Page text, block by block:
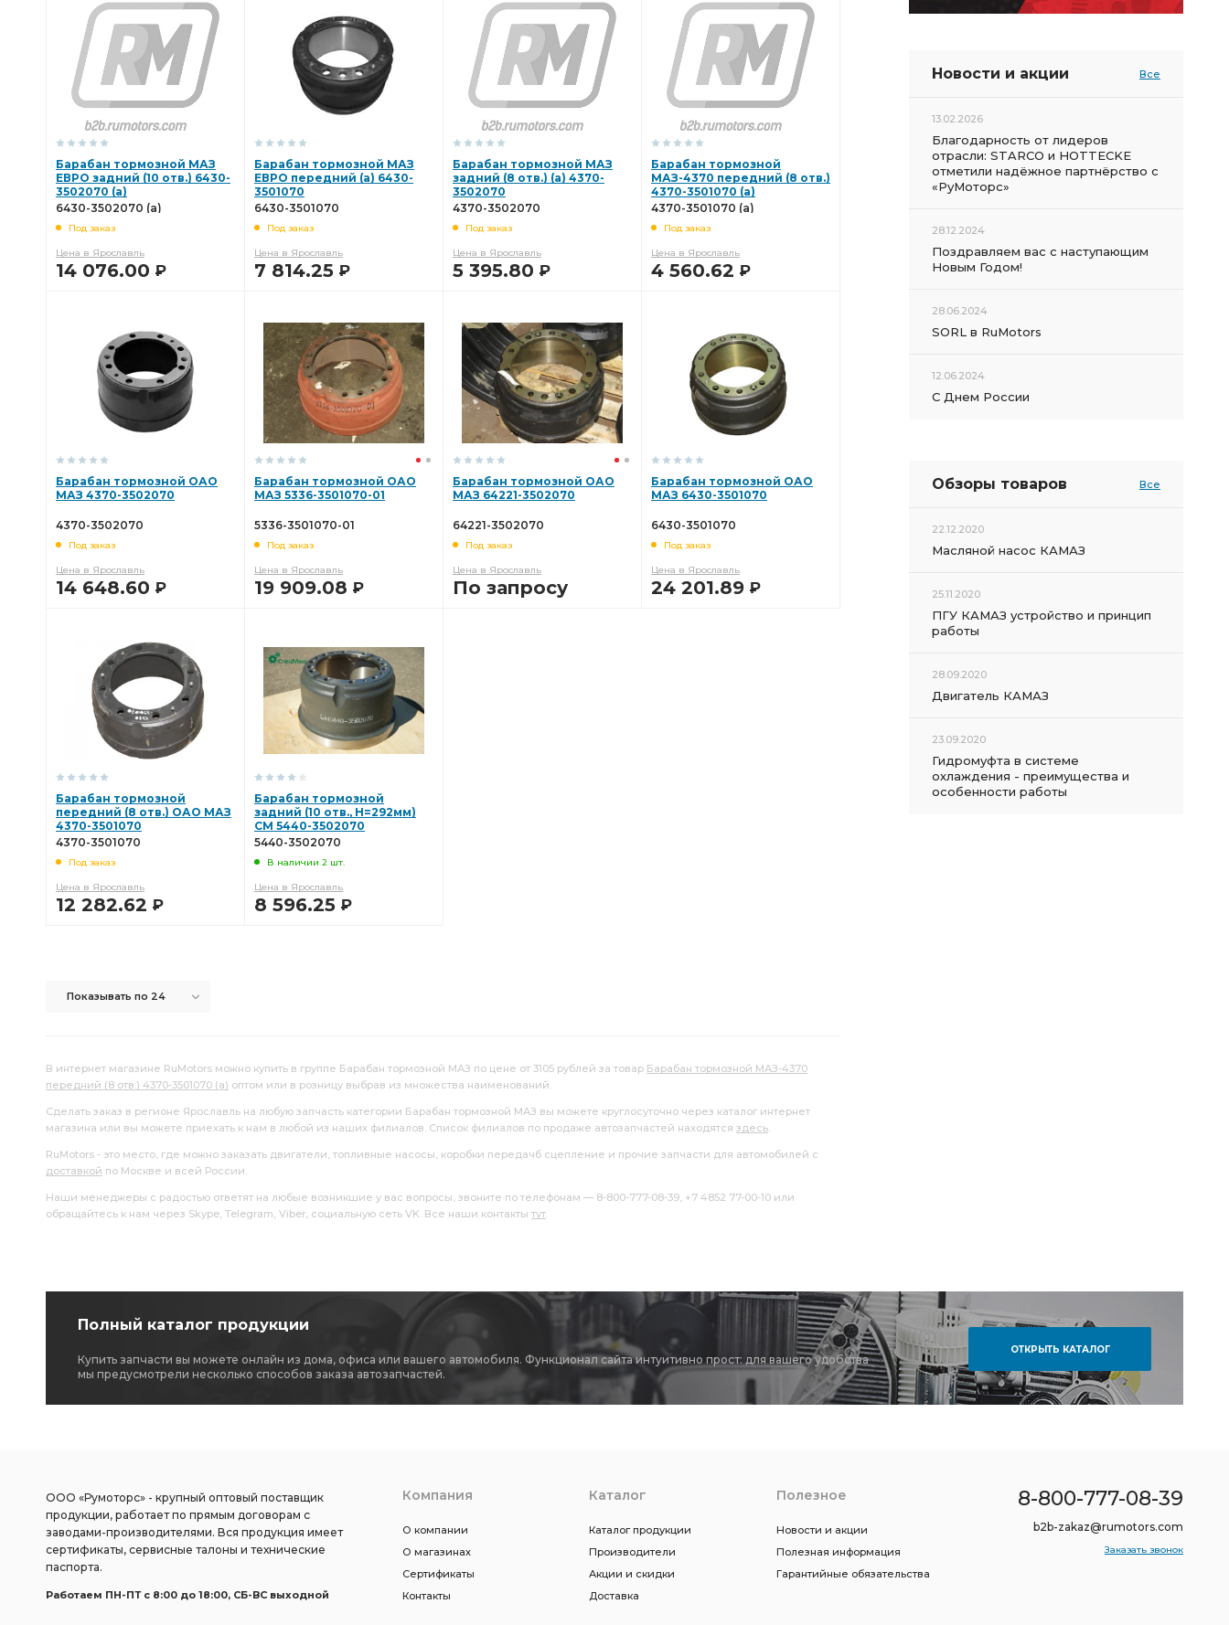
Барабан тормозной МАЗ
ЕВРО задний (10 отв.) 6430-
3502070 (а)
6430-3502070 (а)
Под заказ
Цена в Ярославль
14 076.00 Р
Барабан тормозной МАЗ
ЕВРО передний (а) 6430-
3501070
6430-3501070
Под заказ
Цена в Ярославль
7 814.25 Р
Барабан тормозной МАЗ
задний (8 отв.) (а) 4370-
3502070
4370-3502070
Под заказ
Цена в Ярославль
5 395.80 Р
Барабан тормозной
МАЗ-4370 передний (8 отв.)
4370-3501070 (а)
4370-3501070 (а)
Под заказ
Цена в Ярославль
4 560.62 Р
Барабан тормозной ОАО
МАЗ 4370-3502070
4370-3502070
Под заказ
Цена в Ярославль
14 648.60 Р
Барабан тормозной ОАО
МАЗ 5336-3501070-01
5336-3501070-01
Под заказ
Цена в Ярославль
19 909.08 Р
Барабан тормозной ОАО
МАЗ 64221-3502070
64221-3502070
Под заказ
Цена в Ярославль
По запросу
Барабан тормозной ОАО
МАЗ 6430-3501070
6430-3501070
Под заказ
Цена в Ярославль
24 201.89 Р
Барабан тормозной
передний (8 отв.) ОАО МАЗ
4370-3501070
4370-3501070
Под заказ
Цена в Ярославль
12 282.62 Р
Барабан тормозной
задний (10 отв., H=292мм)
СМ 5440-3502070
5440-3502070
В наличии 2 шт.
Цена в Ярославль
8 596.25 Р
Показывать по 24
В интернет магазине RuMotors можно купить в группе Барабан тормозной МАЗ по цене от 3105 рублей за товар Барабан тормозной МАЗ-4370
передний (8 отв.) 4370-3501070 (а) оптом или в розницу выбрав из множества наименований.
Сделать заказ в регионе Ярославль на любую запчасть категории Барабан тормозной МАЗ вы можете круглосуточно через каталог интернет
магазина или вы можете приехать к нам в любой из наших филиалов. Список филиалов по продаже автозапчастей находятся здесь.
RuMotors - это место, где можно заказать двигатели, топливные насосы, коробки передачб сцепление и прочие запчасти для автомобилей с
доставкой по Москве и всей России.
Наши менеджеры с радостью ответят на любые возникшие у вас вопросы, звоните по телефонам — 8-800-777-08-39, +7 4852 77-00-10 или
обращайтесь к нам через Skype, Telegram, Viber, социальную сеть VK. Все наши контакты тут.
Новости и акции Все
13.02.2026
Благодарность от лидеров
отрасли: STARCO и HOTTECKE
отметили надёжное партнёрство с
«РуМоторс»
28.12.2024
Поздравляем вас с наступающим
Новым Годом!
28.06.2024
SORL в RuMotors
12.06.2024
С Днем России
Обзоры товаров Все
22.12.2020
Масляной насос КАМАЗ
25.11.2020
ПГУ КАМАЗ устройство и принцип
работы
28.09.2020
Двигатель КАМАЗ
23.09.2020
Гидромуфта в системе
охлаждения - преимущества и
особенности работы
Полный каталог продукции
Купить запчасти вы можете онлайн из дома, офиса или вашего автомобиля. Функционал сайта интуитивно прост: для вашего удобства
мы предусмотрели несколько способов заказа автозапчастей.
ОТКРЫТЬ КАТАЛОГ
ООО «Румоторс» - крупный оптовый поставщик
продукции, работает по прямым договорам с
заводами-производителями. Вся продукция имеет
сертификаты, сервисные талоны и технические
паспорта.
Работаем ПН-ПТ c 8:00 до 18:00, СБ-ВС выходной
Компания
О компании
О магазинах
Сертификаты
Контакты
Каталог
Каталог продукции
Производители
Акции и скидки
Доставка
Полезное
Новости и акции
Полезная информация
Гарантийные обязательства
8-800-777-08-39
b2b-zakaz@rumotors.com
Заказать звонок